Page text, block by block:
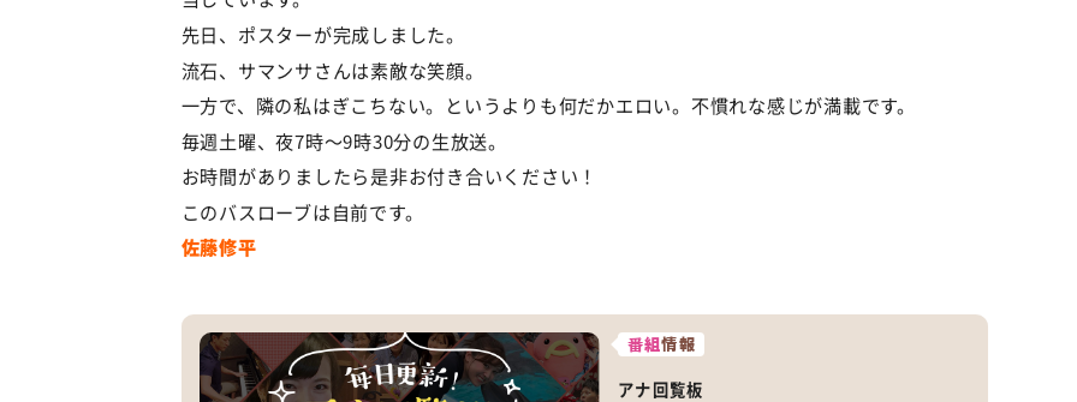
先日、ポスターが完成しました。
流石、サマンサさんは素敵な笑顔。
一方で、隣の私はぎこちない。というよりも何だかエロい。不慣れな感じが満載です。
毎週土曜、夜7時〜9時30分の生放送。
お時間がありましたら是非お付き合いください！
このバスローブは自前です。
佐藤修平
番組情報
アナ回覧板